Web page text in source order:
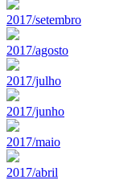
2017/setembro
2017/agosto
2017/julho
2017/junho
2017/maio
2017/abril